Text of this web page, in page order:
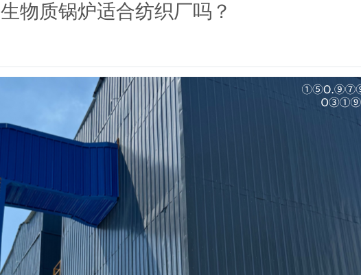
生物质锅炉适合纺织厂吗？